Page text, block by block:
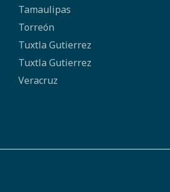
Tamaulipas
Torreón
Tuxtla Gutierrez
Tuxtla Gutierrez
Veracruz